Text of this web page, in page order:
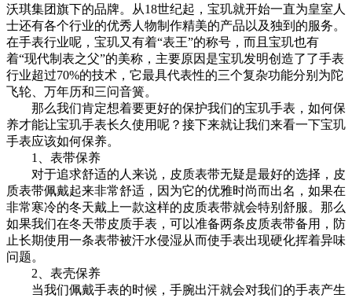
沃琪集团旗下的品牌。从18世纪起，宝玑就开始一直为皇室人
士还有各个行业的优秀人物制作精美的产品以及独到的服务。
在手表行业呢，宝玑又有着“表王”的称号，而且宝玑也有
着“现代制表之父”的美称，主要原因是宝玑发明创造了了手表
行业超过70%的技术，它最具代表性的三个复杂功能分别为陀
飞轮、万年历和三问音簧。
那么我们肯定想着要更好的保护我们的宝玑手表，如何保
养才能让宝玑手表长久使用呢？接下来就让我们来看一下宝玑
手表应该如何保养。
1、表带保养
对于追求舒适的人来说，皮质表带无疑是最好的选择，皮
质表带佩戴起来非常舒适，因为它的优雅时尚而出名，如果在
非常寒冷的冬天戴上一款这样的皮质表带就会特别舒服。那么
如果我们在冬天带皮质手表，可以准备两条皮质表带备用，防
止长期使用一条表带被汗水侵湿从而使手表出现硬化挥着异味
问题。
2、表壳保养
当我们佩戴手表的时候，手腕出汗就会对我们的手表产生